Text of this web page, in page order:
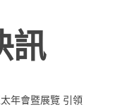
訊
年會暨展覽 引領